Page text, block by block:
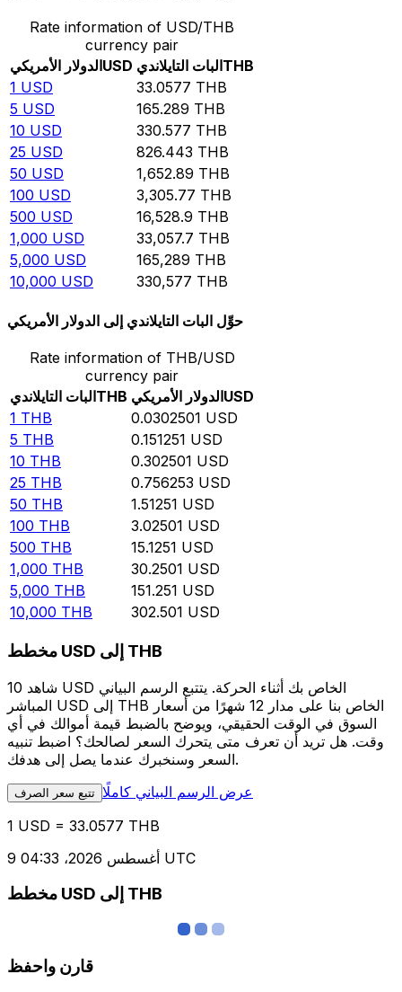
Rate information of USD/THB
currency pair
الدولار الأمريكيUSD البات التايلانديTHB
1 USD 33.0577 THB
5 USD 165.289 THB
10 USD 330.577 THB
25 USD 826.443 THB
50 USD 1,652.89 THB
100 USD 3,305.77 THB
500 USD 16,528.9 THB
1,000 USD 33,057.7 THB
5,000 USD 165,289 THB
10,000 USD 330,577 THB
حوِّل البات التايلاندي إلى الدولار الأمريكي
Rate information of THB/USD
currency pair
البات التايلانديTHB الدولار الأمريكيUSD
1 THB 0.0302501 USD
5 THB 0.151251 USD
10 THB 0.302501 USD
25 THB 0.756253 USD
50 THB 1.51251 USD
100 THB 3.02501 USD
500 THB 15.1251 USD
1,000 THB 30.2501 USD
5,000 THB 151.251 USD
10,000 THB 302.501 USD
مخطط USD إلى THB
شاهد 10 USD الخاص بك أثناء الحركة. يتتبع الرسم البياني
المباشر USD إلى THB الخاص بنا على مدار 12 شهرًا من أسعار
السوق في الوقت الحقيقي، ويوضح بالضبط قيمة أموالك في أي
وقت. هل تريد أن تعرف متى يتحرك السعر لصالحك؟ اضبط تنبيه
السعر وسنخبرك عندما يصل إلى هدفك.
تتبع سعر الصرف عرض الرسم البياني كاملًا
1 USD = 33.0577 THB
9 أغسطس 2026، 04:33 UTC
مخطط USD إلى THB
قارن واحفظ